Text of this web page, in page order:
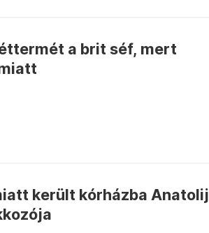
a brit séf, mert
került kórházba Anatolij